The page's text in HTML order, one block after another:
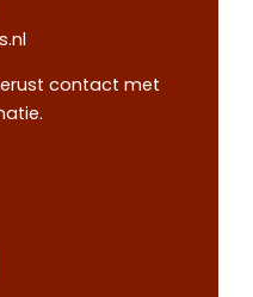
contact met